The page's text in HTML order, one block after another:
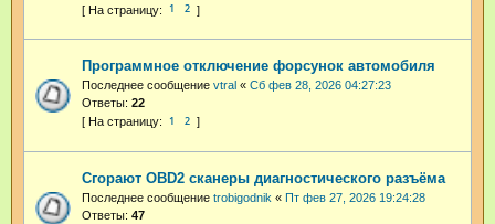
1 2
Программное отключение форсунок автомобиля
Последнее сообщение vtral « Сб фев 28, 2026 04:27:23
Ответы: 22
1 2
Сгорают OBD2 сканеры диагностического разъёма
Последнее сообщение trobigodnik « Пт фев 27, 2026 19:24:28
Ответы: 47